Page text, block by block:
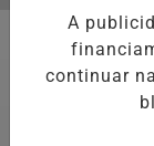
EM ALTA
Justiça
A
continuar